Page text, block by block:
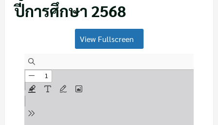
ปีการศึกษา 2568
View Fullscreen